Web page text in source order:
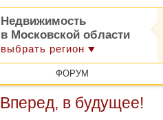
Недвижимость
в Московской области
выбрать регион
ФОРУМ
Вперед, в будущее!